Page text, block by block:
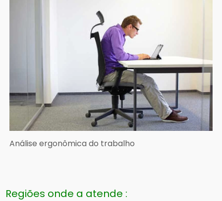
Análise ergonômica do trabalho
Regiões onde a atende :